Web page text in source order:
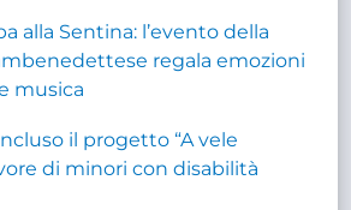
alla Sentina: l’evento della
regala emozioni
musica
il progetto “A vele
di minori con disabilità